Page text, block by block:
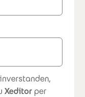
Xeditor per